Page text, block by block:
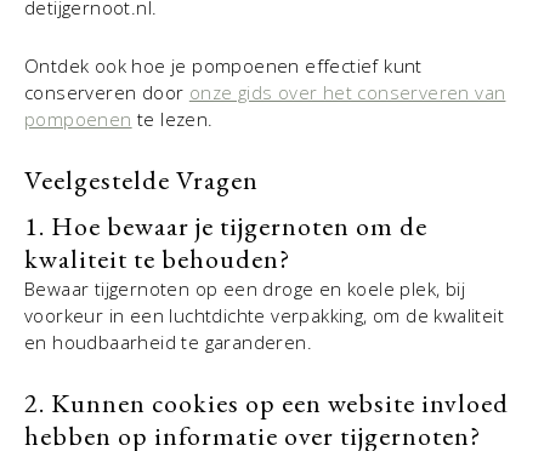
detijgernoot.nl.
Ontdek ook hoe je pompoenen effectief kunt
conserveren door onze gids over het conserveren van
pompoenen te lezen.
Veelgestelde Vragen
1. Hoe bewaar je tijgernoten om de
kwaliteit te behouden?
Bewaar tijgernoten op een droge en koele plek, bij
voorkeur in een luchtdichte verpakking, om de kwaliteit
en houdbaarheid te garanderen.
2. Kunnen cookies op een website invloed
hebben op informatie over tijgernoten?